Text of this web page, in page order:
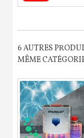
6 AUTRES
MÊME